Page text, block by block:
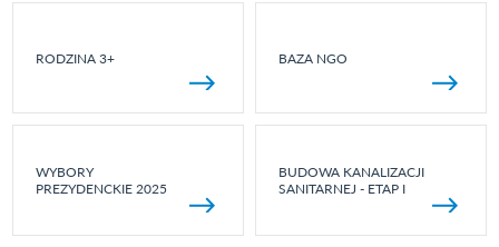
RODZINA 3+ BAZA NGO
WYBORY
PREZYDENCKIE 2025
BUDOWA KANALIZACJI
SANITARNEJ - ETAP I